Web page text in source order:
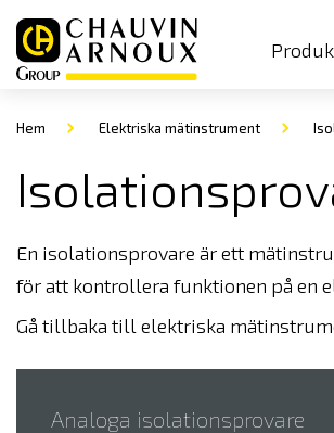
Hem Elektriska mätinstrument
En isolationsprovare är ett
för att kontrollera funktionen på en
Gå tillbaka till elektriska
Analoga isolationsprovare